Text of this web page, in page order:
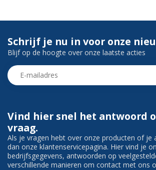
Vind hier snel het antwoord
vraag.
Als je vragen hebt over onze producten of je
dan onze klantenservicepagina. Hier vind je
bedrijfsgegevens, antwoorden op
verschillende manieren om contact met ons
Schrijf je nu in voor onze
Blijf op de hoogte over onze laatste acties